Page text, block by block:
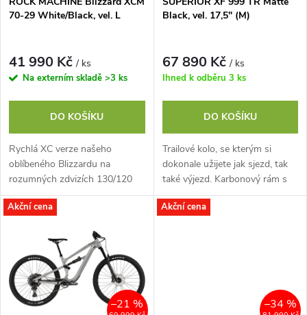
p
r
o
u
k
t
ů
p
r
o
d
u
k
ů
70-29 White/Black, vel. L
41 990 Kč/ ks
Na externím skladě >3 ks
DO KOŠÍKU
Rychlá XC verze našeho
oblíbeného Blizzardu na
rozumných zdvizích 130/120
mm. Kolo, které jsme stavěli pro
maximální univerzálnost: je
Black, vel. 17,5" (M)
67 890 Kč/ ks
Ihned k odběru 3 ks
DO KOŠÍKU
Trailové kolo, se kterým si
dokonale užijete jak sjezd, tak
také výjezd. Karbonový rám s
čistým designem dopřeje
maximální tuhost a je vybaven
Akční cena
–21 %
Akční cena
–34 %